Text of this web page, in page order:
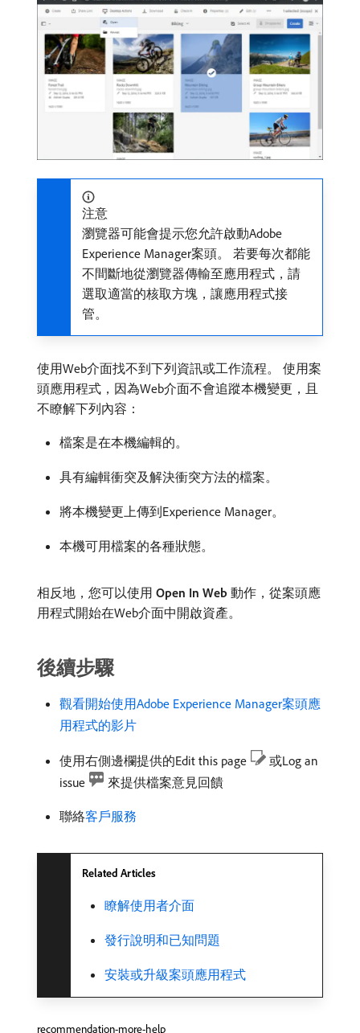
注意
瀏覽器可能會提示您允許啟動Adobe
Experience Manager案頭。 若要每次都能
不間斷地從瀏覽器傳輸至應用程式，請
選取適當的核取方塊，讓應用程式接
管。
使用Web介面找不到下列資訊或工作流程。 使用案
頭應用程式，因為Web介面不會追蹤本機變更，且
不瞭解下列內容：
檔案是在本機編輯的。
具有編輯衝突及解決衝突方法的檔案。
將本機變更上傳到Experience Manager。
本機可用檔案的各種狀態。
相反地，您可以使用​ Open In Web ​動作，從案頭應
用程式開始在Web介面中開啟資產。
後續步驟
觀看開始使用Adobe Experience Manager案頭應
用程式的影片
使用右側邊欄提供的Edit this page
或Log an
issue
來提供檔案意見回饋
聯絡客戶服務
Related Articles
瞭解使用者介面
發行說明和已知問題
安裝或升級案頭應用程式
recommendation-more-help